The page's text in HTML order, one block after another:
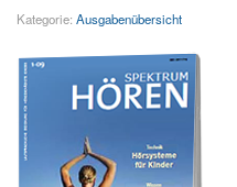
Kategorie: Ausgabenübersicht